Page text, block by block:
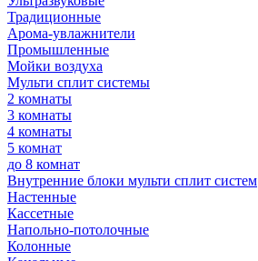
Традиционные
Арома-увлажнители
Промышленные
Мойки воздуха
Мульти сплит системы
2 комнаты
3 комнаты
4 комнаты
5 комнат
до 8 комнат
Внутренние блоки мульти сплит систем
Настенные
Кассетные
Напольно-потолочные
Колонные